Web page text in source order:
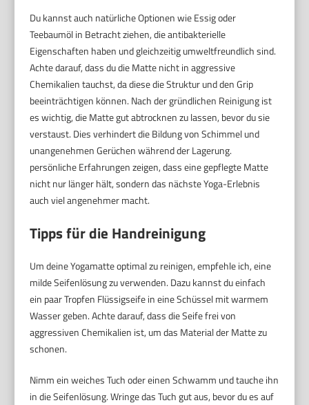
Du kannst auch natürliche Optionen wie Essig oder
Teebaumöl in Betracht ziehen, die antibakterielle
Eigenschaften haben und gleichzeitig umweltfreundlich sind.
Achte darauf, dass du die Matte nicht in aggressive
Chemikalien tauchst, da diese die Struktur und den Grip
beeinträchtigen können. Nach der gründlichen Reinigung ist
es wichtig, die Matte gut abtrocknen zu lassen, bevor du sie
verstaust. Dies verhindert die Bildung von Schimmel und
unangenehmen Gerüchen während der Lagerung.
persönliche Erfahrungen zeigen, dass eine gepflegte Matte
nicht nur länger hält, sondern das nächste Yoga-Erlebnis
auch viel angenehmer macht.
Tipps für die Handreinigung
Um deine Yogamatte optimal zu reinigen, empfehle ich, eine
milde Seifenlösung zu verwenden. Dazu kannst du einfach
ein paar Tropfen Flüssigseife in eine Schüssel mit warmem
Wasser geben. Achte darauf, dass die Seife frei von
aggressiven Chemikalien ist, um das Material der Matte zu
schonen.
Nimm ein weiches Tuch oder einen Schwamm und tauche ihn
in die Seifenlösung. Wringe das Tuch gut aus, bevor du es auf